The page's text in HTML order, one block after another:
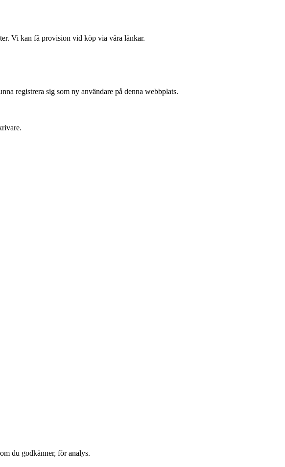
Vi kan få provision vid köp via våra länkar.
registrera sig som ny användare på denna webbplats.
du godkänner, för analys.